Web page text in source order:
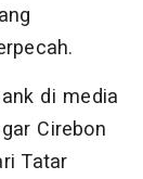
di media
Cirebon
Tatar